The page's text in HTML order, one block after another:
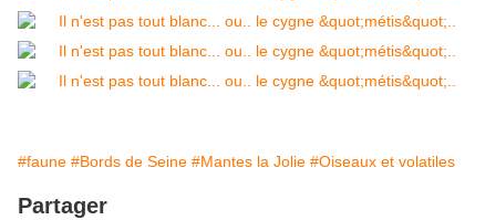
#faune #Bords de Seine #Mantes la Jolie #Oiseaux et volatiles
Partager